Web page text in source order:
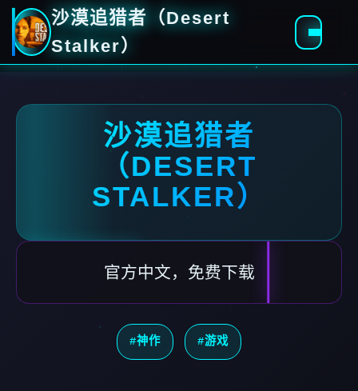
沙漠追猎者（Desert
Stalker）
沙漠追猎者
（DESERT
STALKER）
官方中文，免费下载
#神作 #游戏